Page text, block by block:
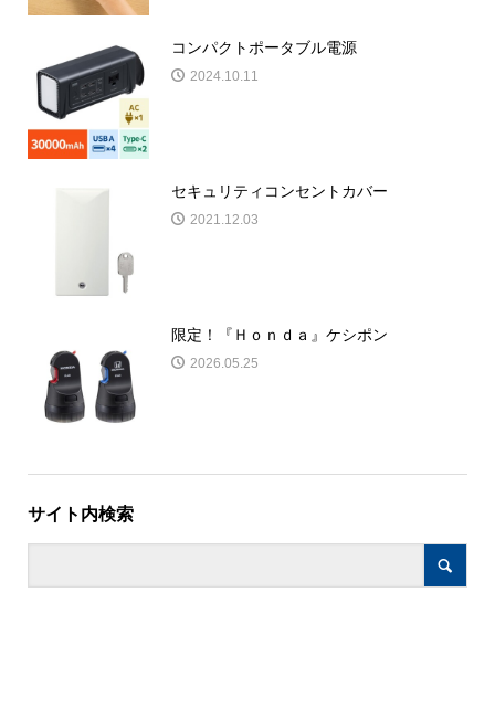
コンパクトポータブル電源
2024.10.11
セキュリティコンセントカバー
2021.12.03
限定！『Ｈｏｎｄａ』ケシポン
2026.05.25
サイト内検索